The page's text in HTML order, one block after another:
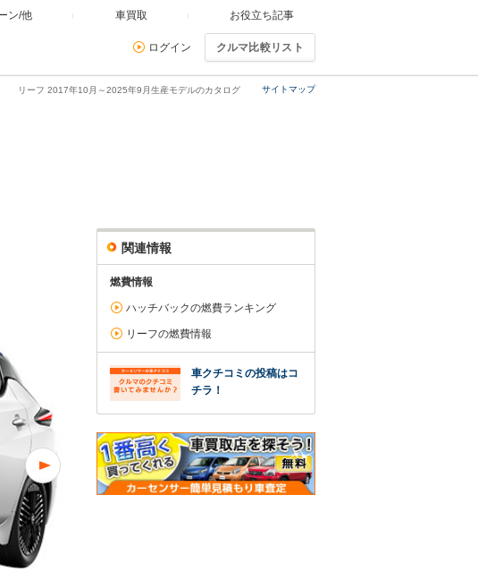
ン/他 車買取 お役立ち記事
ログイン クルマ比較リスト
サイトマップ
リーフ 2017年10月～2025年9月生産モデルのカタログ
関連情報
燃費情報
ハッチバックの燃費ランキング
リーフの燃費情報
車クチコミの投稿はコ
チラ！